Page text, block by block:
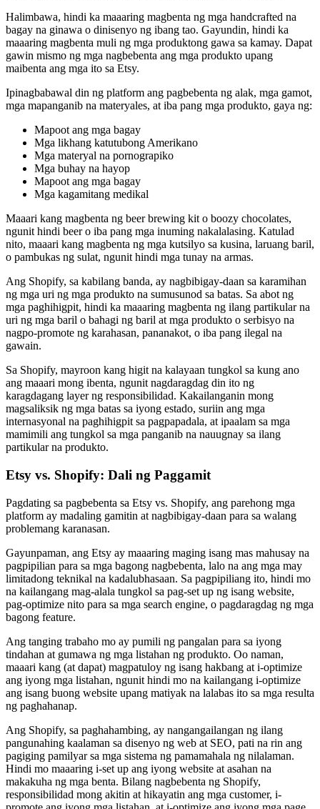
Halimbawa, hindi ka maaaring magbenta ng mga handcrafted na
bagay na ginawa o dinisenyo ng ibang tao. Gayundin, hindi ka
maaaring magbenta muli ng mga produktong gawa sa kamay. Dapat
gawin mismo ng mga nagbebenta ang mga produkto upang
maibenta ang mga ito sa Etsy.
Ipinagbabawal din ng platform ang pagbebenta ng alak, mga gamot,
mga mapanganib na materyales, at iba pang mga produkto, gaya ng:
Mapoot ang mga bagay
Mga likhang katutubong Amerikano
Mga materyal na pornograpiko
Mga buhay na hayop
Mapoot ang mga bagay
Mga kagamitang medikal
Maaari kang magbenta ng beer brewing kit o boozy chocolates,
ngunit hindi beer o iba pang mga inuming nakalalasing. Katulad
nito, maaari kang magbenta ng mga kutsilyo sa kusina, laruang baril,
o pambukas ng sulat, ngunit hindi mga tunay na armas.
Ang Shopify, sa kabilang banda, ay nagbibigay-daan sa karamihan
ng mga uri ng mga produkto na sumusunod sa batas. Sa abot ng
mga paghihigpit, hindi ka maaaring magbenta ng ilang partikular na
uri ng mga baril o bahagi ng baril at mga produkto o serbisyo na
nagpo-promote ng karahasan, pananakot, o iba pang ilegal na
gawain.
Sa Shopify, mayroon kang higit na kalayaan tungkol sa kung ano
ang maaari mong ibenta, ngunit nagdaragdag din ito ng
karagdagang layer ng responsibilidad. Kakailanganin mong
magsaliksik ng mga batas sa iyong estado, suriin ang mga
internasyonal na paghihigpit sa pagpapadala, at ipaalam sa mga
mamimili ang tungkol sa mga panganib na nauugnay sa ilang
partikular na produkto.
Etsy vs. Shopify: Dali ng Paggamit
Pagdating sa pagbebenta sa Etsy vs. Shopify, ang parehong mga
platform ay madaling gamitin at nagbibigay-daan para sa walang
problemang karanasan.
Gayunpaman, ang Etsy ay maaaring maging isang mas mahusay na
pagpipilian para sa mga bagong nagbebenta, lalo na ang mga may
limitadong teknikal na kadalubhasaan. Sa pagpipiliang ito, hindi mo
na kailangang mag-alala tungkol sa pag-set up ng isang website,
pag-optimize nito para sa mga search engine, o pagdaragdag ng mga
bagong feature.
Ang tanging trabaho mo ay pumili ng pangalan para sa iyong
tindahan at gumawa ng mga listahan ng produkto. Oo naman,
maaari kang (at dapat) magpatuloy ng isang hakbang at i-optimize
ang iyong mga listahan, ngunit hindi mo na kailangang i-optimize
ang isang buong website upang matiyak na lalabas ito sa mga resulta
ng paghahanap.
Ang Shopify, sa paghahambing, ay nangangailangan ng ilang
pangunahing kaalaman sa disenyo ng web at SEO, pati na rin ang
pagiging pamilyar sa mga sistema ng pamamahala ng nilalaman.
Hindi mo maaaring i-set up ang iyong website at asahan na
makakuha ng mga benta. Bilang nagbebenta ng Shopify,
responsibilidad mong akitin at hikayatin ang mga customer, i-